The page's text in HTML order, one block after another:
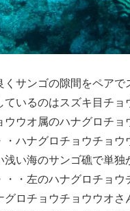
くサンゴの隙間をペアで
ているのはスズキ目チョ
ウウオ属のハナグロチョ
・ハナグロチョウチョウ
浅い海のサンゴ礁で単独
・・左のハナグロチョウ
グロチョウチョウウオさ